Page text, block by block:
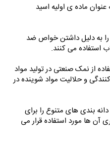
ماده ی اولیه اسید
به دلیل داشتن خواص ضد
استفاده می کنند.
از نمک صنعتی در تولید مواد
و حلالیت مواد شوینده در
بندی های متنوع را برای
آن ها مورد استفاده قرار می